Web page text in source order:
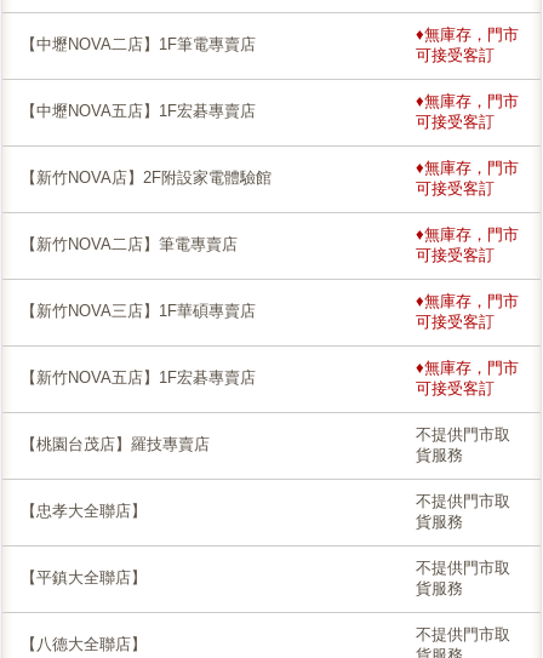
【中壢NOVA二店】1F筆電專賣店
♦無庫存，門市
可接受客訂
【中壢NOVA五店】1F宏碁專賣店
♦無庫存，門市
可接受客訂
【新竹NOVA店】2F附設家電體驗館
♦無庫存，門市
可接受客訂
【新竹NOVA二店】筆電專賣店
♦無庫存，門市
可接受客訂
【新竹NOVA三店】1F華碩專賣店
♦無庫存，門市
可接受客訂
【新竹NOVA五店】1F宏碁專賣店
♦無庫存，門市
可接受客訂
【桃園台茂店】羅技專賣店
不提供門市取
貨服務
【忠孝大全聯店】
不提供門市取
貨服務
【平鎮大全聯店】
不提供門市取
貨服務
【八德大全聯店】
不提供門市取